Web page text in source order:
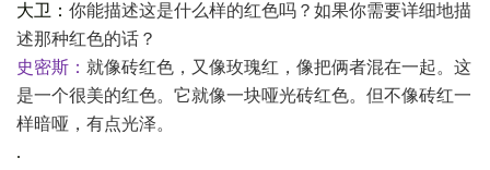
大卫： 你能描述这是什么样的红色吗？如果你需要详细地描
述那种红色的话？
史密斯： 就像砖红色，又像玫瑰红，像把俩者混在一起。这
是一个很美的红色。它就像一块哑光砖红色。但不像砖红一
样暗哑，有点光泽。
.